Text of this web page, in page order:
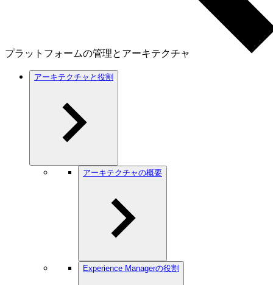
プラットフォームの管理とアーキテクチャ
アーキテクチャと役割
アーキテクチャの概要
Experience Managerの役割